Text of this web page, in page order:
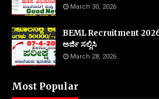
March 30, 2026
BEML Recruitment
ಅರ್ಜಿ ಸಲ್ಲಿಸಿ
March 28, 2026
Most Popular